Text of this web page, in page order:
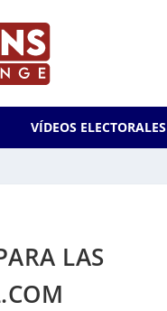
VÍDEOS ELECTORALES
LAS